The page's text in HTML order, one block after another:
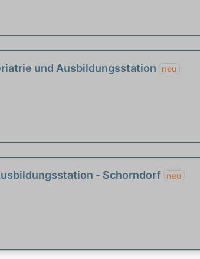
und Ausbildungsstation neu
- Schorndorf neu